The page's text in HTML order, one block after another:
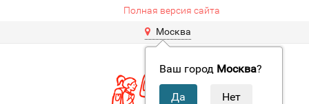
Полная версия сайта
Москва
Ваш город Москва?